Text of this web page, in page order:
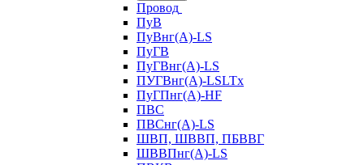
Провод
ПуВ
ПуВнг(А)-LS
ПуГВ
ПуГВнг(А)-LS
ПУГВнг(А)-LSLTx
ПуГПнг(А)-HF
ПВС
ПВСнг(А)-LS
ШВП, ШВВП, ПБВВГ
ШВВПнг(А)-LS